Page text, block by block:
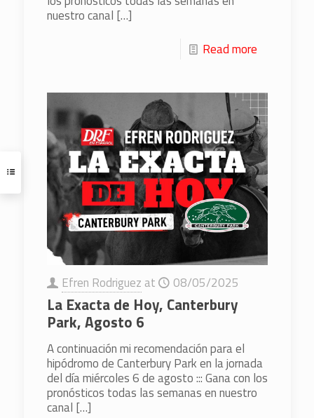
nuestro canal […]
Read more
Efren Rodriguez at 08/05/2025
La Exacta de Hoy, Canterbury
Park, Agosto 6
A continuación mi recomendación para el
hipódromo de Canterbury Park en la jornada
del día miércoles 6 de agosto ::: Gana con los
pronósticos todas las semanas en nuestro
canal […]